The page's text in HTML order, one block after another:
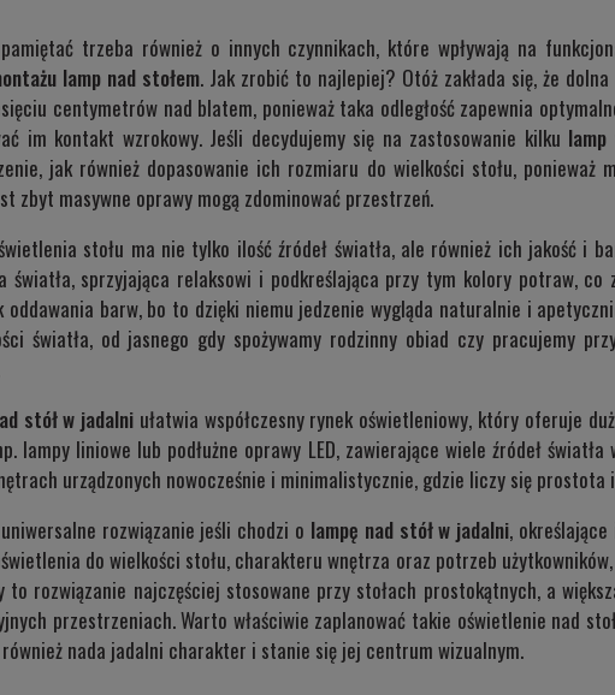
trzeba również o innych czynnikach, które wpływają na
lamp nad stołem. Jak zrobić to najlepiej? Otóż zakłada się, że
centymetrów nad blatem, ponieważ taka odległość zapewnia
im kontakt wzrokowy. Jeśli decydujemy się na zastosowanie kilku lamp
jak również dopasowanie ich rozmiaru do wielkości stołu, ponieważ
zbyt masywne oprawy mogą zdominować przestrzeń.
stołu ma nie tylko ilość źródeł światła, ale również ich jakość i
sprzyjająca relaksowi i podkreślająca przy tym kolory potraw, co
oddawania barw, bo to dzięki niemu jedzenie wygląda naturalnie i
światła, od jasnego gdy spożywamy rodzinny obiad czy pracujemy
stół w jadalni ułatwia współczesny rynek oświetleniowy, który oferuje
lampy liniowe lub podłużne oprawy LED, zawierające wiele źródeł
urządzonych nowocześnie i minimalistycznie, gdzie liczy się prostota
rozwiązanie jeśli chodzi o lampę nad stół w jadalni,
do wielkości stołu, charakteru wnętrza oraz potrzeb
rozwiązanie najczęściej stosowane przy stołach prostokątnych, a
przestrzeniach. Warto właściwie zaplanować takie oświetlenie nad
nada jadalni charakter i stanie się jej centrum wizualnym.